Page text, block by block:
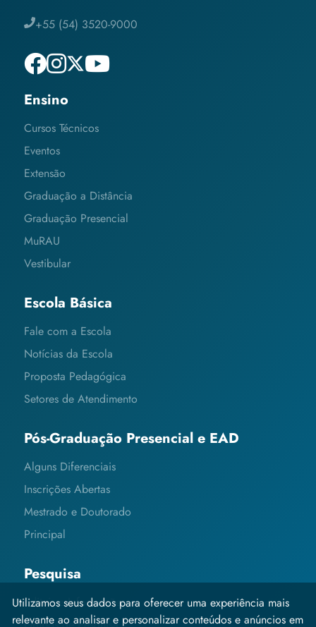
+55 (54) 3520-9000
Ensino
Cursos Técnicos
Eventos
Extensão
Graduação a Distância
Graduação Presencial
MuRAU
Vestibular
Escola Básica
Fale com a Escola
Notícias da Escola
Proposta Pedagógica
Setores de Atendimento
Pós-Graduação Presencial e EAD
Alguns Diferenciais
Inscrições Abertas
Mestrado e Doutorado
Principal
Pesquisa
Editais e Informações
Utilizamos seus dados para oferecer uma experiência mais
relevante ao analisar e personalizar conteúdos e anúncios em